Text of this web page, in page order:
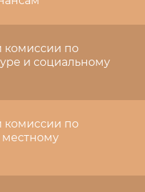
комиссии по
и социальному
комиссии по
местному